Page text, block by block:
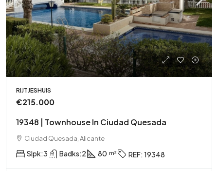
RIJTJESHUIS
€215.000
19348 | Townhouse In Ciudad Quesada
Ciudad Quesada, Alicante
Slpk:3 Badks:2 80 REF: 19348